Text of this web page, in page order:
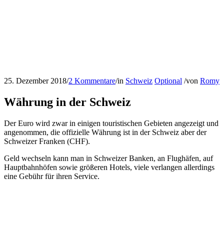
25. Dezember 2018/2 Kommentare/in Schweiz Optional /von Romy
Währung in der Schweiz
Der Euro wird zwar in einigen touristischen Gebieten angezeigt und
angenommen, die offizielle Währung ist in der Schweiz aber der
Schweizer Franken (CHF).
Geld wechseln kann man in Schweizer Banken, an Flughäfen, auf
Hauptbahnhöfen sowie größeren Hotels, viele verlangen allerdings
eine Gebühr für ihren Service.